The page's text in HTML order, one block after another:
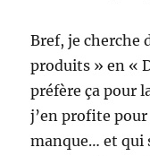
Bref, je cherche
produits » en «
préfère ça pour
j’en profite
manque… et qui